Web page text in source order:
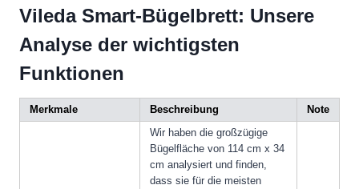
Vileda Smart-Bügelbrett: Unsere
Analyse der wichtigsten
Funktionen
Merkmale Beschreibung Note
Wir haben die großzügige
Bügelfläche von 114 cm x 34
cm analysiert und finden,
dass sie für die meisten